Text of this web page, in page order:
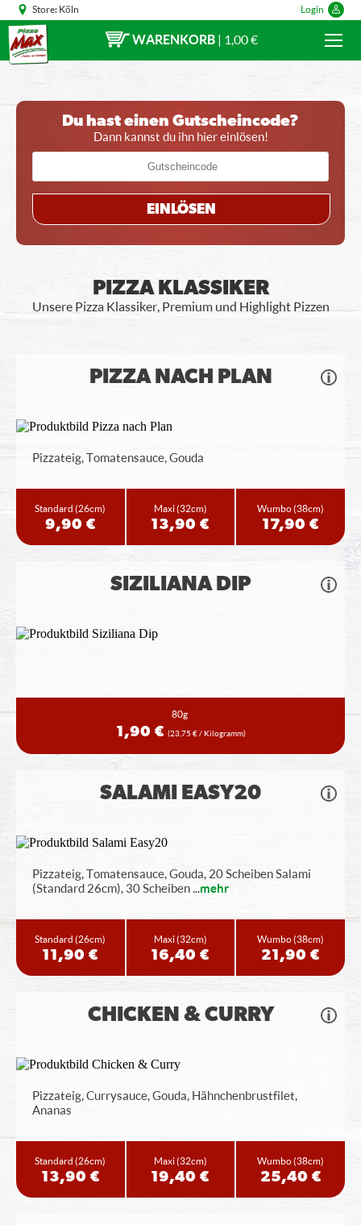
Store: Köln Login
WARENKORB | 1,00 €
Du hast einen Gutscheincode?
Dann kannst du ihn hier einlösen!
EINLÖSEN
PIZZA KLASSIKER
Unsere Pizza Klassiker, Premium und Highlight Pizzen
PIZZA NACH PLAN
Pizzateig, Tomatensauce, Gouda
Standard(26cm)
9,90 €
Maxi(32cm)
13,90 €
Wumbo(38cm)
17,90 €
SIZILIANA DIP
80g
1,90 € (23,75 € / Kilogramm)
SALAMI EASY20
Pizzateig, Tomatensauce, Gouda, 20 Scheiben Salami
(Standard 26cm), 30 Scheiben...mehr
Standard(26cm)
11,90 €
Maxi(32cm)
16,40 €
Wumbo(38cm)
21,90 €
CHICKEN & CURRY
Pizzateig, Currysauce, Gouda, Hähnchenbrustfilet,
Ananas
Standard(26cm)
13,90 €
Maxi(32cm)
19,40 €
Wumbo(38cm)
25,40 €